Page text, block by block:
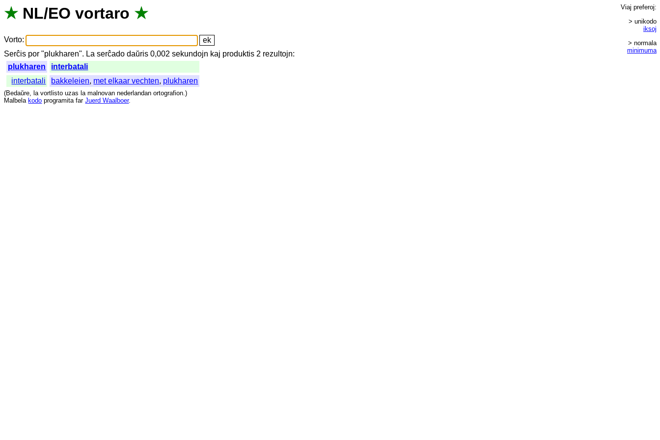
★ NL/EO vortaro ★
Vorto:
Serĉis por "plukharen". La serĉado daŭris 0,002sekundojn kaj produktis 2 rezultojn:
plukharen
interbatali
interbatali
bakkeleien, met elkaar vechten, plukharen
Viaj preferoj:
> unikodo
iksoj
> normala
minimuma
(Bedaŭre, la vortlisto uzas la malnovan nederlandan ortografion.)
Malbela kodo programita far Juerd Waalboer.